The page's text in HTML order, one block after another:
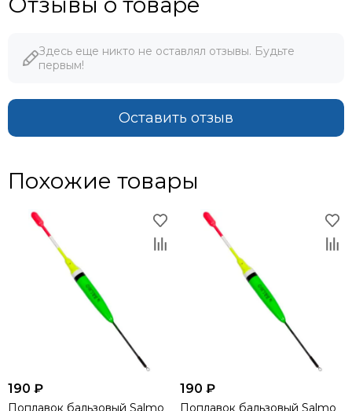
Здесь еще никто не оставлял отзывы. Будьте
первым!
Оставить отзыв
Похожие товары
190 ₽
Поплавок бальзовый Salmo
190 ₽
Поплавок бальзовый Salmo